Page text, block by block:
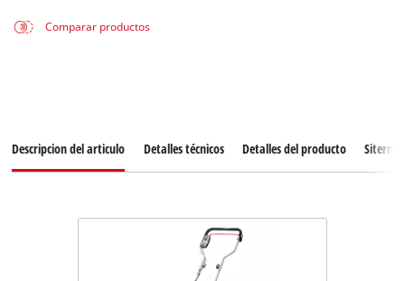
Comparar productos
Descripcion del articulo Detalles técnicos Detalles del producto